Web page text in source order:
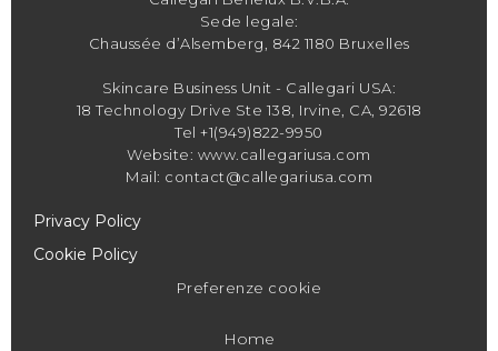
Sede legale:
Chaussée d’Alsemberg, 842 1180 Bruxelles
Skincare Business Unit - Callegari USA:
18 Technology Drive Ste 138, Irvine, CA, 92618
Tel +1(949)822-9950
Website: www.callegariusa.com
Mail: contact@callegariusa.com
Privacy Policy
Cookie Policy
Preferenze cookie
Home